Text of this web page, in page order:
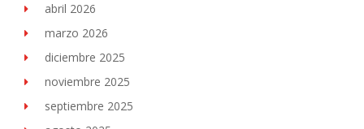
abril 2026
marzo 2026
diciembre 2025
noviembre 2025
septiembre 2025